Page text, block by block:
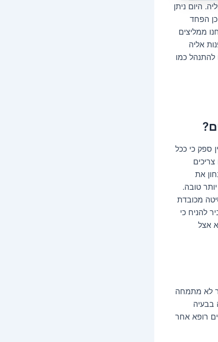
היום ניתן
הפחד
ממליצים
אליה
כמו
ספק כי ככל
את
טובה.
מכובדת
להניח כי
אצל
לא מתמחה
בבעיה
רופא אחר